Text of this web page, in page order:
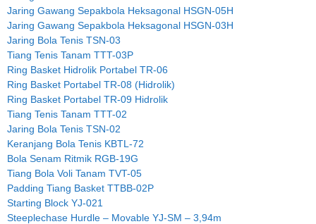
Jaring Gawang Sepakbola Heksagonal HSGN-05H
Jaring Gawang Sepakbola Heksagonal HSGN-03H
Jaring Bola Tenis TSN-03
Tiang Tenis Tanam TTT-03P
Ring Basket Hidrolik Portabel TR-06
Ring Basket Portabel TR-08 (Hidrolik)
Ring Basket Portabel TR-09 Hidrolik
Tiang Tenis Tanam TTT-02
Jaring Bola Tenis TSN-02
Keranjang Bola Tenis KBTL-72
Bola Senam Ritmik RGB-19G
Tiang Bola Voli Tanam TVT-05
Padding Tiang Basket TTBB-02P
Starting Block YJ-021
Steeplechase Hurdle – Movable YJ-SM – 3,94m